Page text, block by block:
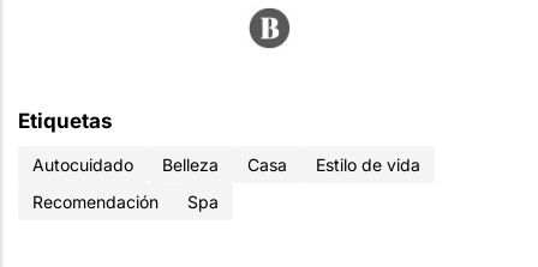
Etiquetas
Autocuidado Belleza Casa
Estilo de vida
Recomendación
Spa